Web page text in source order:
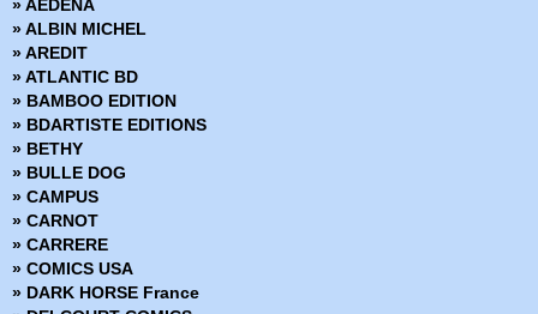
› Mandrake - Mondes mysterieux - 46
› Mandrake - Mondes mysterieux - 47
› Mandrake - Mondes mysterieux - 48
› Mandrake - Mondes mysterieux - 49
› Mandrake - Mondes mysterieux - 50
› Mandrake - Mondes mysterieux - 51
› Mandrake - Mondes mysterieux - 52
› Mandrake - Mondes mysterieux - 53
› Mandrake - Mondes mysterieux - 54
› Mandrake - Mondes mysterieux - 55
› Mandrake - Mondes mysterieux - 56
› Mandrake - Mondes mysterieux - 57
› Mandrake - Mondes mysterieux - 58
» AEDENA
» ALBIN MICHEL
» AREDIT
» ATLANTIC BD
» BAMBOO EDITION
» BDARTISTE EDITIONS
» BETHY
» BULLE DOG
» CAMPUS
» CARNOT
» CARRERE
» COMICS USA
» DARK HORSE France